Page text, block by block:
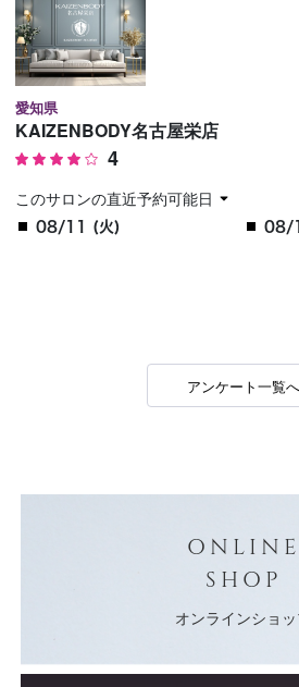
愛知県
KAIZENBODY名古屋栄店
4
このサロンの直近予約可能日
08/11 (火) 08/
アンケート一覧へ
ONLINE
SHOP
オンラインショ